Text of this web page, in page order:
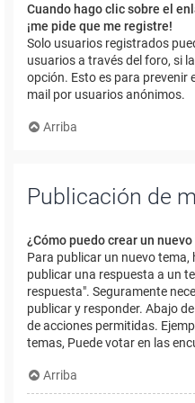
Cuando hago clic sobre el
¡me pide que me registre!
Solo usuarios registrados
usuarios a través del foro, si
opción. Esto es para prevenir
mail por usuarios anónimos.
Arriba
Publicación de
¿Cómo puedo crear un
Para publicar un nuevo tema,
publicar una respuesta a un
respuesta". Seguramente
publicar y responder. Abajo
de acciones permitidas.
temas, Puede votar en las
Arriba